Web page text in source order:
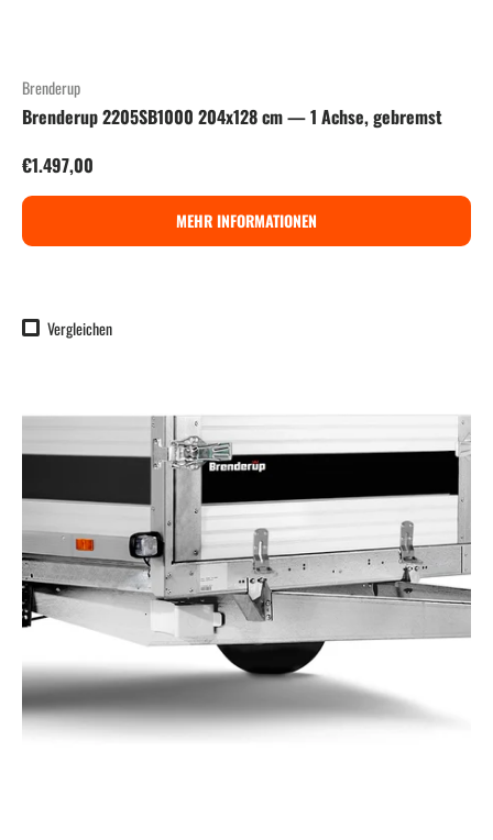
Brenderup
Brenderup 2205SB1000 204x128 cm — 1 Achse, gebremst
Normaler Preis
€1.497,00
MEHR INFORMATIONEN
Vergleichen